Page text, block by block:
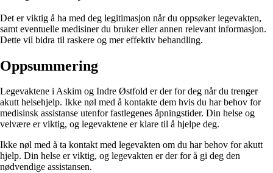
Det er viktig å ha med deg legitimasjon når du oppsøker legevakten,
samt eventuelle medisiner du bruker eller annen relevant informasjon.
Dette vil bidra til raskere og mer effektiv behandling.
Oppsummering
Legevaktene i Askim og Indre Østfold er der for deg når du trenger
akutt helsehjelp. Ikke nøl med å kontakte dem hvis du har behov for
medisinsk assistanse utenfor fastlegenes åpningstider. Din helse og
velvære er viktig, og legevaktene er klare til å hjelpe deg.
Ikke nøl med å ta kontakt med legevakten om du har behov for akutt
hjelp. Din helse er viktig, og legevakten er der for å gi deg den
nødvendige assistansen.